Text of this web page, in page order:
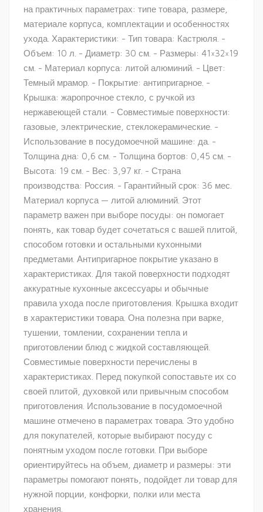
на практичных параметрах: типе товара, размере,
материале корпуса, комплектации и особенностях
ухода. Характеристики: - Тип товара: Кастрюля. -
Объем: 10 л. - Диаметр: 30 см. - Размеры: 41×32×19
см. - Материал корпуса: литой алюминий. - Цвет:
Темный мрамор. - Покрытие: антипригарное. -
Крышка: жаропрочное стекло, с ручкой из
нержавеющей стали. - Совместимые поверхности:
газовые, электрические, стеклокерамические. -
Использование в посудомоечной машине: да. -
Толщина дна: 0,6 см. - Толщина бортов: 0,45 см. -
Высота: 19 см. - Вес: 3,97 кг. - Страна
производства: Россия. - Гарантийный срок: 36 мес.
Материал корпуса — литой алюминий. Этот
параметр важен при выборе посуды: он помогает
понять, как товар будет сочетаться с вашей плитой,
способом готовки и остальными кухонными
предметами. Антипригарное покрытие указано в
характеристиках. Для такой поверхности подходят
аккуратные кухонные аксессуары и обычные
правила ухода после приготовления. Крышка входит
в характеристики товара. Она полезна при варке,
тушении, томлении, сохранении тепла и
приготовлении блюд с жидкой составляющей.
Совместимые поверхности перечислены в
характеристиках. Перед покупкой сопоставьте их со
своей плитой, духовкой или привычным способом
приготовления. Использование в посудомоечной
машине отмечено в параметрах товара. Это удобно
для покупателей, которые выбирают посуду с
понятным уходом после готовки. При выборе
ориентируйтесь на объем, диаметр и размеры: эти
параметры помогают понять, подойдет ли товар для
нужной порции, конфорки, полки или места
хранения.